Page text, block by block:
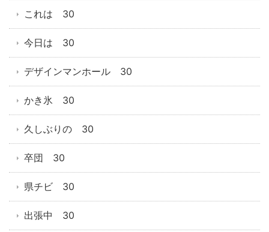
これは 30
今日は 30
デザインマンホール 30
かき氷 30
久しぶりの 30
卒団 30
県チビ 30
出張中 30